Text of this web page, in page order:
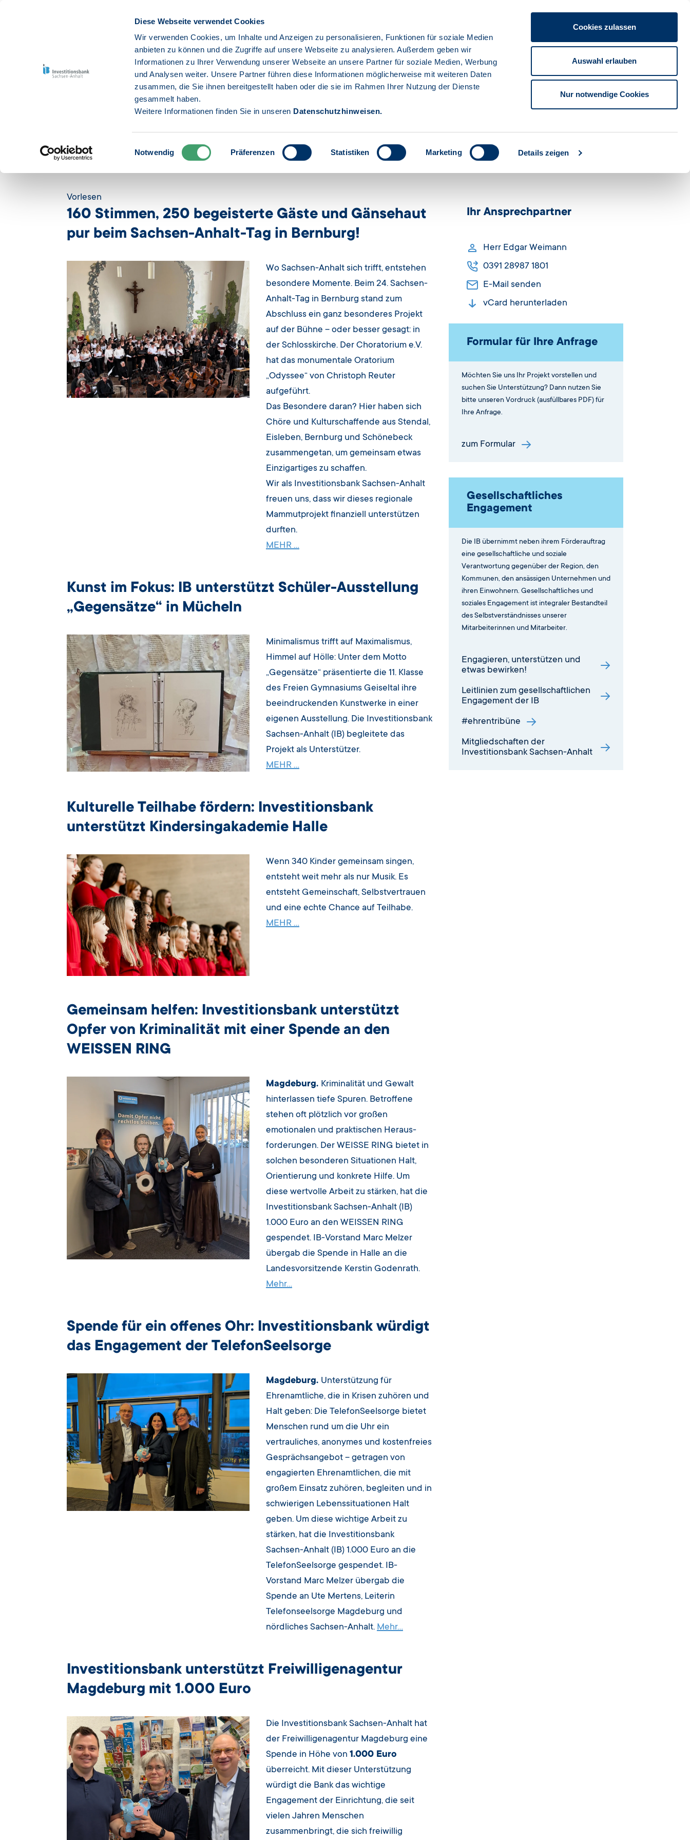
Diese Webseite verwendet Cookies
Wir verwenden Cookies, um Inhalte und Anzeigen zu personalisieren, Funktionen für soziale Medien
anbieten zu können und die Zugriffe auf unsere Webseite zu analysieren. Außerdem geben wir
Informationen zu Ihrer Verwendung unserer Webseite an unsere Partner für soziale Medien, Werbung
und Analysen weiter. Unsere Partner führen diese Informationen möglicherweise mit weiteren Daten
zusammen, die Sie ihnen bereitgestellt haben oder die sie im Rahmen Ihrer Nutzung der Dienste
gesammelt haben.
Weitere Informationen finden Sie in unseren Datenschutzhinweisen.
Einwilligungsauswahl
Notwendig Präferenzen Statistiken Marketing Details zeigen
Cookies zulassen
Auswahl erlauben
Nur notwendige Cookies
Sprache:Deutsch
Unternehmen Privatpersonen
Öffentliche
Einrichtungen
Die
Investitionsbank
Suche starten
Startseite
Die Investitionsbank Gesellschaftliches Engagement #ibbewegt
Vorlesen
160 Stimmen, 250 begeisterte Gäste und Gänsehaut
pur beim Sachsen-Anhalt-Tag in Bernburg!
Wo Sachsen-Anhalt sich trifft, entstehen
besondere Momente. Beim 24. Sachsen-
Anhalt-Tag in Bernburg stand zum
Abschluss ein ganz besonderes Projekt
auf der Bühne – oder besser gesagt: in
der Schlosskirche. Der Choratorium e.V.
hat das monumentale Oratorium
„Odyssee“ von Christoph Reuter
aufgeführt.
Das Besondere daran? Hier haben sich
Chöre und Kulturschaffende aus Stendal,
Eisleben, Bernburg und Schönebeck
zusammengetan, um gemeinsam etwas
Einzigartiges zu schaffen.
Wir als Investitionsbank Sachsen-Anhalt
freuen uns, dass wir dieses regionale
Mammutprojekt finanziell unterstützen
durften.
MEHR …
Kunst im Fokus: IB unterstützt Schüler-Ausstellung
„Gegensätze“ in Mücheln
Minimalismus trifft auf Maximalismus,
Himmel auf Hölle: Unter dem Motto
„Gegensätze“ präsentierte die 11. Klasse
des Freien Gymnasiums Geiseltal ihre
beeindruckenden Kunstwerke in einer
eigenen Ausstellung. Die Investitionsbank
Sachsen-Anhalt (IB) begleitete das
Projekt als Unterstützer.
MEHR …
Kulturelle Teilhabe fördern: Investitionsbank
unterstützt Kindersingakademie Halle
Wenn 340 Kinder gemeinsam singen,
entsteht weit mehr als nur Musik. Es
entsteht Gemeinschaft, Selbstvertrauen
und eine echte Chance auf Teilhabe.
MEHR …
Gemeinsam helfen: Investitionsbank unterstützt
Opfer von Kriminalität mit einer Spende an den
WEISSEN RING
Magdeburg. Kriminalität und Gewalt
hinterlassen tiefe Spuren. Betroffene
stehen oft plötzlich vor großen
emotionalen und praktischen Heraus-
forderungen. Der WEISSE RING bietet in
solchen besonderen Situationen Halt,
Orientierung und konkrete Hilfe. Um
diese wertvolle Arbeit zu stärken, hat die
Investitionsbank Sachsen-Anhalt (IB)
1.000 Euro an den WEISSEN RING
gespendet. IB-Vorstand Marc Melzer
übergab die Spende in Halle an die
Landesvorsitzende Kerstin Godenrath.
Mehr…
Spende für ein offenes Ohr: Investitionsbank würdigt
das Engagement der TelefonSeelsorge
Magdeburg. Unterstützung für
Ehrenamtliche, die in Krisen zuhören und
Halt geben: Die TelefonSeelsorge bietet
Menschen rund um die Uhr ein
vertrauliches, anonymes und kostenfreies
Gesprächsangebot – getragen von
engagierten Ehrenamtlichen, die mit
großem Einsatz zuhören, begleiten und in
schwierigen Lebenssituationen Halt
geben. Um diese wichtige Arbeit zu
stärken, hat die Investitionsbank
Sachsen-Anhalt (IB) 1.000 Euro an die
TelefonSeelsorge gespendet. IB-
Vorstand Marc Melzer übergab die
Spende an Ute Mertens, Leiterin
Telefonseelsorge Magdeburg und
nördliches Sachsen-Anhalt. Mehr…
Investitionsbank unterstützt Freiwilligenagentur
Magdeburg mit 1.000 Euro
Die Investitionsbank Sachsen-Anhalt hat
der Freiwilligenagentur Magdeburg eine
Spende in Höhe von 1.000 Euro
überreicht. Mit dieser Unterstützung
würdigt die Bank das wichtige
Engagement der Einrichtung, die seit
vielen Jahren Menschen
zusammenbringt, die sich freiwillig
Ihr Ansprechpartner
Herr Edgar Weimann
0391 28987 1801
E-Mail senden
vCard herunterladen
Formular für Ihre Anfrage
Möchten Sie uns Ihr Projekt vorstellen und
suchen Sie Unterstützung? Dann nutzen Sie
bitte unseren Vordruck (ausfüllbares PDF) für
Ihre Anfrage.
zum Formular
Gesellschaftliches
Engagement
Die IB übernimmt neben ihrem Förderauftrag
eine gesellschaftliche und soziale
Verantwortung gegenüber der Region, den
Kommunen, den ansässigen Unternehmen und
ihren Einwohnern. Gesellschaftliches und
soziales Engagement ist integraler Bestandteil
des Selbstverständnisses unserer
Mitarbeiterinnen und Mitarbeiter.
Engagieren, unterstützen und
etwas bewirken!
Leitlinien zum gesellschaftlichen
Engagement der IB
#ehrentribüne
Mitgliedschaften der
Investitionsbank Sachsen-Anhalt